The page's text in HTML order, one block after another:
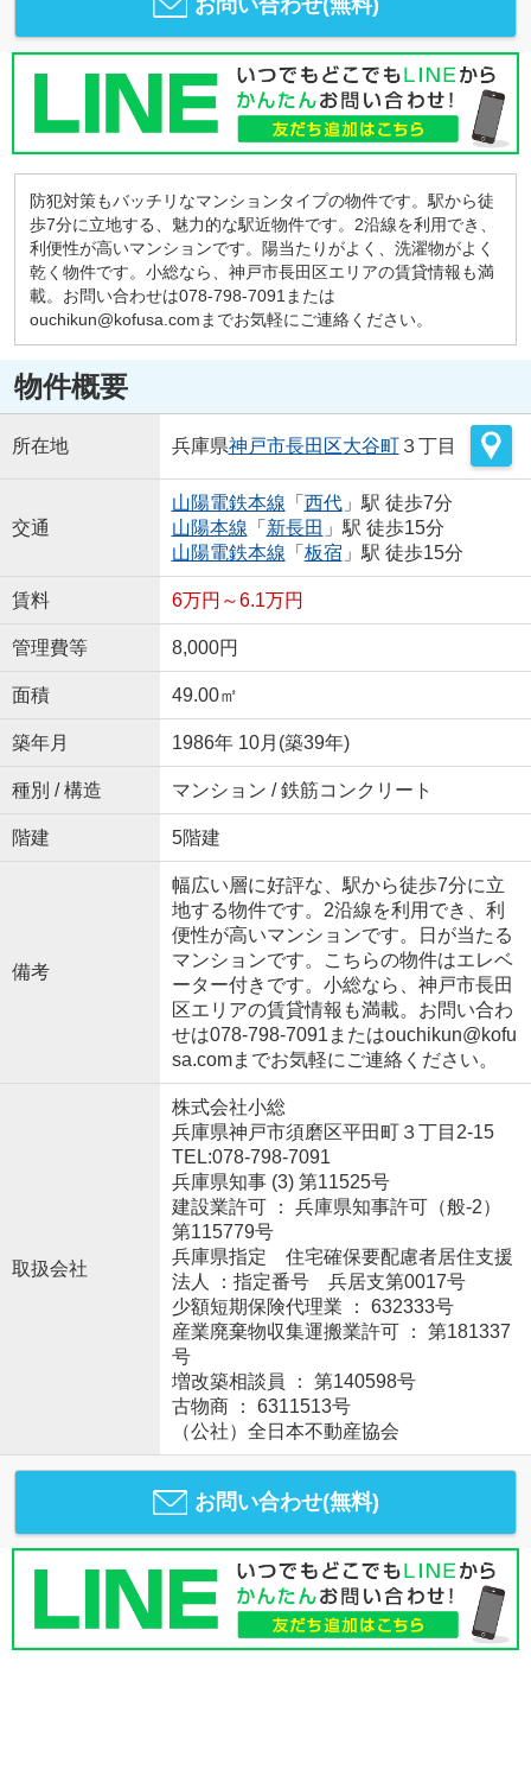
お問い合わせ(無料)
防犯対策もバッチリなマンションタイプの物件です。駅から徒
歩7分に立地する、魅力的な駅近物件です。2沿線を利用でき、
利便性が高いマンションです。陽当たりがよく、洗濯物がよく
乾く物件です。小総なら、神戸市長田区エリアの賃貸情報も満
載。お問い合わせは078-798-7091または
ouchikun@kofusa.comまでお気軽にご連絡ください。
物件概要
所在地 兵庫県神戸市長田区大谷町３丁目
交通
山陽電鉄本線 「 西代」駅 徒歩7分
山陽本線 「 新長田 」駅 徒歩15分
山陽電鉄本線 「 板宿 」駅 徒歩15分
賃料 6万円～6.1万円
管理費等 8,000円
面積 49.00㎡
築年月 1986年 10月(築39年)
種別 / 構造 マンション / 鉄筋コンクリート
階建 5階建
備考
幅広い層に好評な、駅から徒歩7分に立
地する物件です。2沿線を利用でき、利
便性が高いマンションです。日が当たる
マンションです。こちらの物件はエレベ
ーター付きです。小総なら、神戸市長田
区エリアの賃貸情報も満載。お問い合わ
せは078-798-7091またはouchikun@kofu
sa.comまでお気軽にご連絡ください。
取扱会社
株式会社小総
兵庫県神戸市須磨区平田町３丁目2-15
TEL:078-798-7091
兵庫県知事 (3) 第11525号
建設業許可 ： 兵庫県知事許可（般-2）
第115779号
兵庫県指定 住宅確保要配慮者居住支援
法人 ：指定番号 兵居支第0017号
少額短期保険代理業 ： 632333号
産業廃棄物収集運搬業許可 ： 第181337
号
増改築相談員 ： 第140598号
古物商 ： 6311513号
（公社）全日本不動産協会
お問い合わせ(無料)